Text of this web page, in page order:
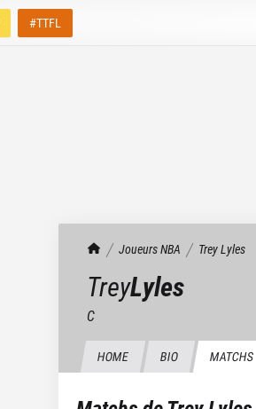
#TTFL
TrashTalk Actu NBA
Joueurs NBA TreyLyles
TreyLyles
C
HOME BIO MATCHS